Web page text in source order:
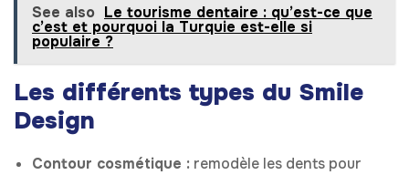
See also Le tourisme dentaire : qu’est-ce que
c’est et pourquoi la Turquie est-elle si
populaire ?
Les différents types du Smile
Design
Contour cosmétique : remodèle les dents pour